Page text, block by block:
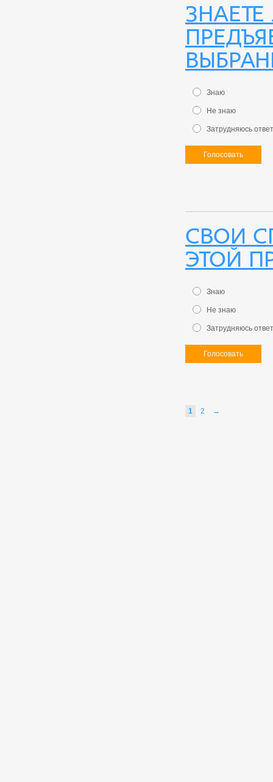
Знаю
Не знаю
Затрудняюсь
Голосовать
Свои
этой
Знаю
Не знаю
Затрудняюсь
Голосовать
1 2 →